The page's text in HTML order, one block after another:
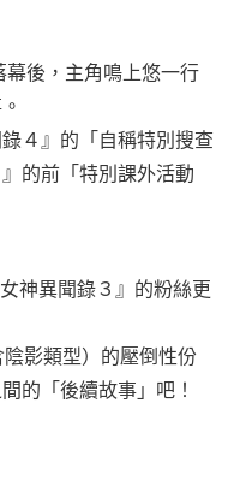
幕後，主角鳴上悠一行
４』的「自稱特別搜查
的前「特別課外活動
神異聞錄３』的粉絲更
影類型）的壓倒性份
的「後續故事」吧！